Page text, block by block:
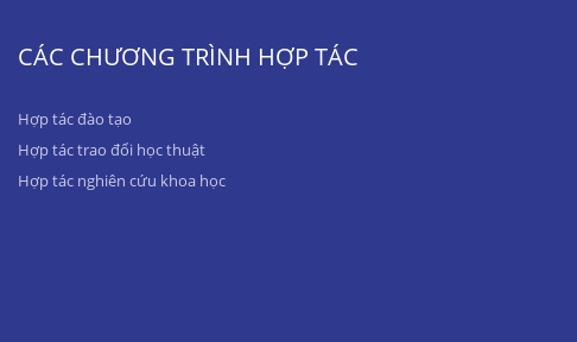
CÁC CHƯƠNG TRÌNH HỢP TÁC
Hợp tác đào tạo
Hợp tác trao đổi học thuật
Hợp tác nghiên cứu khoa học